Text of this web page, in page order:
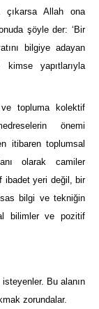
çıkarsa Allah ona
şöyle der: ‘Bir
bilgiye adayan
yapıtlarıyla
ve topluma kolektif
önemi
itibaren toplumsal
olarak camiler
ibadet yeri değil, bir
bilgi ve tekniğin
bilimler ve pozitif
Bu alanın
zorundalar.